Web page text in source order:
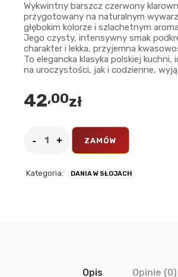
Wykwintny barszcz czerwony
przygotowany na naturalnym
głębokim kolorze i szlachetnym
Jego czysty, intensywny smak
charakter i lekka, przyjemna
To elegancka klasyka polskiej kuchni,
na uroczystości, jak i codzienne,
42,00zł
ZAMÓW
Kategoria: DANIA W SŁOJACH
Opis Opinie (0)